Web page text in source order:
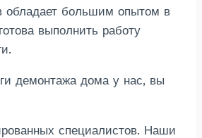
обладает большим опытом в
выполнить работу
демонтажа дома у нас, вы
специалистов. Наши